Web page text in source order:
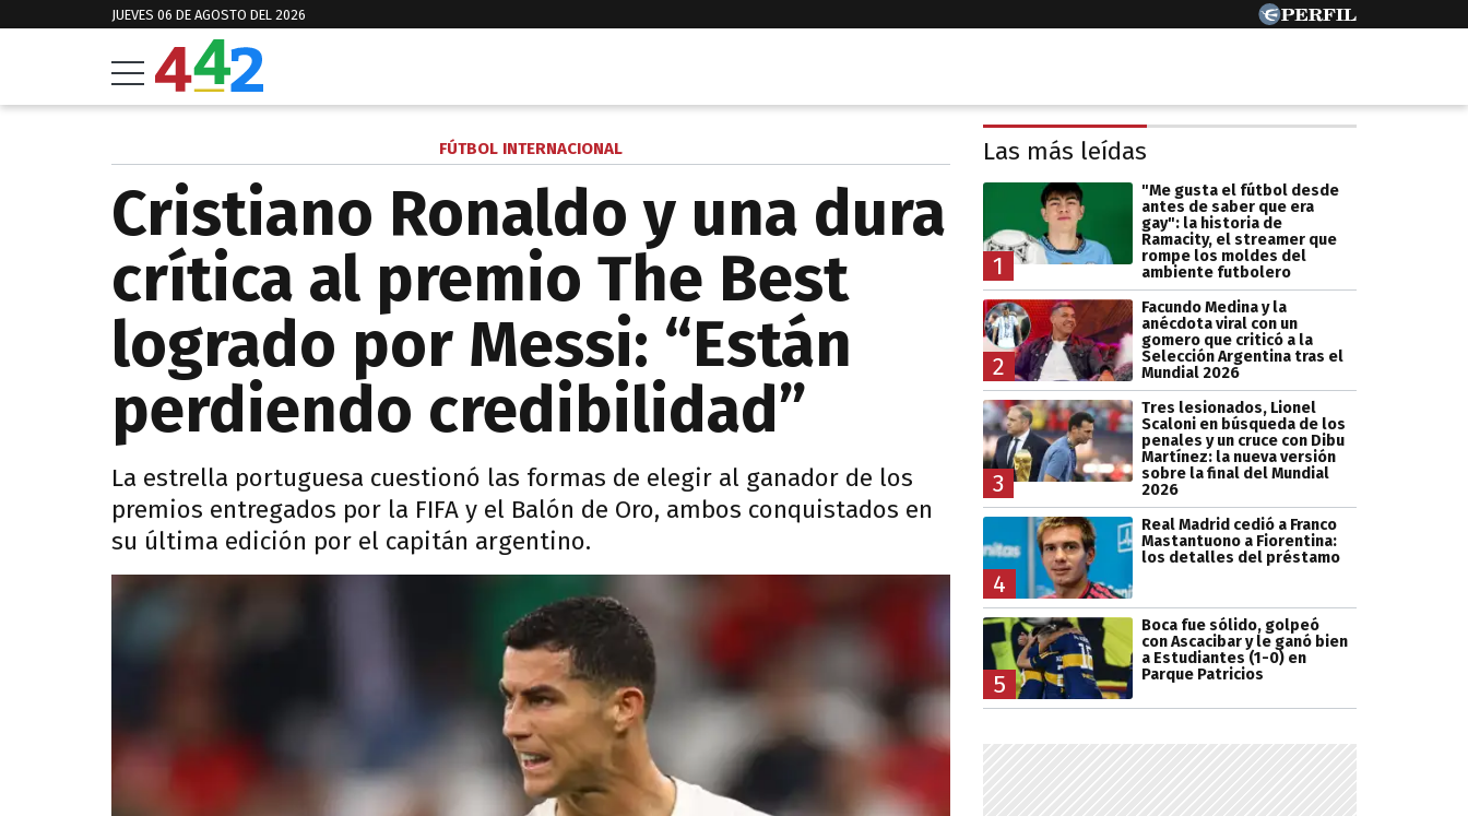
JUEVES 06 DE AGOSTO DEL 2026
FÚTBOL INTERNACIONAL
Cristiano Ronaldo y una dura
crítica al premio The Best
logrado por Messi: “Están
perdiendo credibilidad”
La estrella portuguesa cuestionó las formas de elegir al ganador de los
premios entregados por la FIFA y el Balón de Oro, ambos conquistados en
su última edición por el capitán argentino.
Las más leídas
1
"Me gusta el fútbol desde
antes de saber que era
gay": la historia de
Ramacity, el streamer que
rompe los moldes del
ambiente futbolero
2
Facundo Medina y la
anécdota viral con un
gomero que criticó a la
Selección Argentina tras el
Mundial 2026
3
Tres lesionados, Lionel
Scaloni en búsqueda de los
penales y un cruce con Dibu
Martínez: la nueva versión
sobre la final del Mundial
2026
4
Real Madrid cedió a Franco
Mastantuono a Fiorentina:
los detalles del préstamo
5
Boca fue sólido, golpeó
con Ascacibar y le ganó bien
a Estudiantes (1-0) en
Parque Patricios